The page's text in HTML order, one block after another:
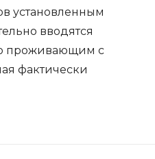
установленным
вводятся
проживающим с
фактически